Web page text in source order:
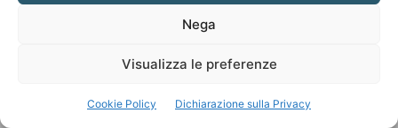
Nega
Visualizza le preferenze
Cookie Policy Dichiarazione sulla Privacy